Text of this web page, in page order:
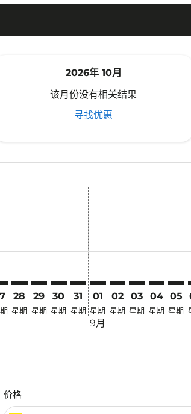
2026年 10月
该月份没有相关结果
寻找优惠
寻找优惠
disclaimer. 寻找优惠
offers-disclaimer. 寻找优惠
view-offers-disclaimer. 寻找优惠
cmp-view-offers-disclaimer. 寻找优惠
cmp-view-offers-disclaimer. 寻找优惠
cmp-view-offers-disclaimer. 寻找
KMG–PLM: cmp-view-offers-disclaimer.
28
星期
KMG–PLM: cmp-view-offers-
29
星期
KMG–PLM: cmp-view-offers-
30
星期
KMG–PLM: cmp-view-
31
星期
01
星期
9月
02
星期
03
星期
04
星期
05
星期
价格